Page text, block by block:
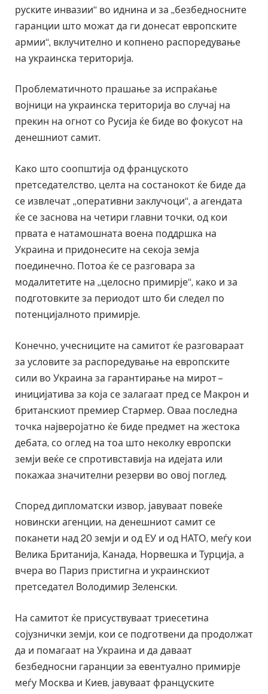
руските инвазии“ во иднина и за „безбедносните
гаранции што можат да ги донесат европските
армии“, вклучително и копнено распоредување
на украинска територија.
Проблематичното прашање за испраќање
војници на украинска територија во случај на
прекин на огнот со Русија ќе биде во фокусот на
денешниот самит.
Како што соопштија од француското
претседателство, целта на состанокот ќе биде да
се извлечат „оперативни заклучоци“, а агендата
ќе се заснова на четири главни точки, од кои
првата е натамошната воена поддршка на
Украина и придонесите на секоја земја
поединечно. Потоа ќе се разговара за
модалитетите на „целосно примирје“, како и за
подготовките за периодот што би следел по
потенцијалното примирје.
Конечно, учесниците на самитот ќе разговараат
за условите за распоредување на европските
сили во Украина за гарантирање на мирот –
иницијатива за која се залагаат пред се Макрон и
британскиот премиер Стармер. Оваа последна
точка најверојатно ќе биде предмет на жестока
дебата, со оглед на тоа што неколку европски
земји веќе се спротивставија на идејата или
покажаа значителни резерви во овој поглед.
Според дипломатски извор, јавуваат повеќе
новински агенции, на денешниот самит се
поканети над 20 земји и од ЕУ и од НАТО, меѓу кои
Велика Британија, Канада, Норвешка и Турција, а
вчера во Париз пристигна и украинскиот
претседател Володимир Зеленски.
На самитот ќе присуствуваат триесетина
сојузнички земји, кои се подготвени да продолжат
да и помагаат на Украина и да даваат
безбедносни гаранции за евентуално примирје
меѓу Москва и Киев, јавуваат француските